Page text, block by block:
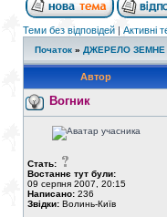
Теми без відповідей | Активні
Початок » ДЖЕРЕЛО ЗЕМНЕ
Автор
Вогник
Стать:
Востаннє тут були:
09 серпня 2007, 20:15
Написано: 236
Звідки: Волинь-Київ